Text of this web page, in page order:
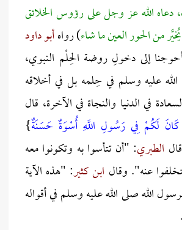
دعاه الله عز وجل على رؤوس الخلائق
من الحور العين ما شاء) رواهأبو داود
إلى دخولِ روضة الحِلْم النبوي،
الله عليه وسلم في حِلمه بل في أخلاقه
في الدنيا والنجاة في الآخرة، قال
لَكُمْ فِي رَسُولِ اللَّهِ أُسْوَةٌ حَسَنَةٌ}
الطبري: "أن تتأسوا به وتكونوا معه
عنه". وقال ابن كثير: "هذه الآية
الله صلى الله عليه وسلم في أقواله